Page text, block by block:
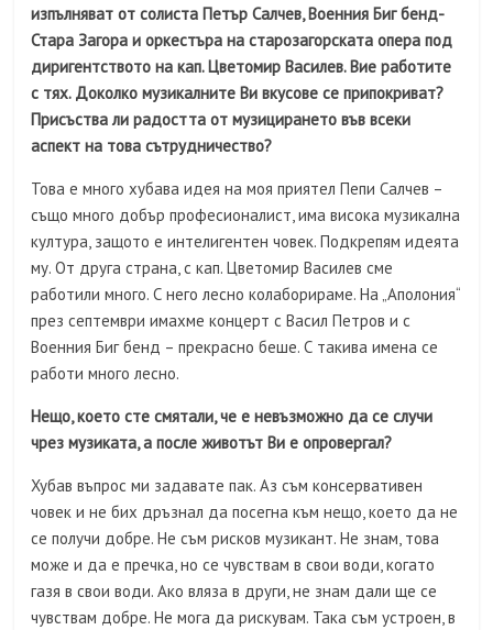
изпълняват от солиста Петър Салчев, Военния Биг бенд-
Стара Загора и оркестъра на старозагорската опера под
диригентството на кап. Цветомир Василев. Вие работите
с тях. Доколко музикалните Ви вкусове се припокриват?
Присъства ли радостта от музицирането във всеки
аспект на това сътрудничество?
Това е много хубава идея на моя приятел Пепи Салчев –
също много добър професионалист, има висока музикална
култура, защото е интелигентен човек. Подкрепям идеята
му. От друга страна, с кап. Цветомир Василев сме
работили много. С него лесно колаборираме. На „Аполония“
през септември имахме концерт с Васил Петров и с
Военния Биг бенд – прекрасно беше. С такива имена се
работи много лесно.
Нещо, което сте смятали, че е невъзможно да се случи
чрез музиката, а после животът Ви е опровергал?
Хубав въпрос ми задавате пак. Аз съм консервативен
човек и не бих дръзнал да посегна към нещо, което да не
се получи добре. Не съм рисков музикант. Не знам, това
може и да е пречка, но се чувствам в свои води, когато
газя в свои води. Ако вляза в други, не знам дали ще се
чувствам добре. Не мога да рискувам. Така съм устроен, в